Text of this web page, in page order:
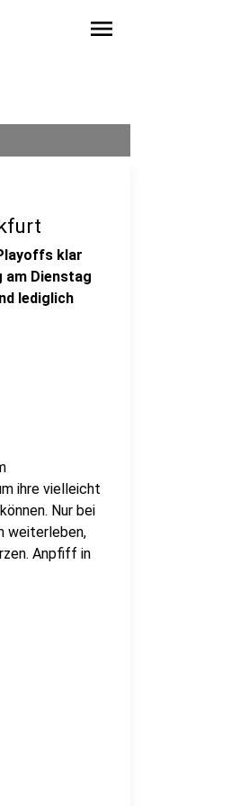
menu
klar
am Dienstag
lediglich
ihre vielleicht
Nur bei
weiterleben,
Anpfiff in